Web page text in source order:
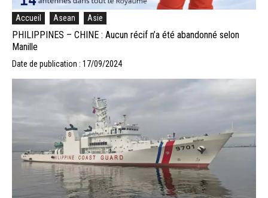
Accueil Asean Asie
PHILIPPINES – CHINE : Aucun récif n’a été abandonné selon
Manille
Date de publication : 17/09/2024